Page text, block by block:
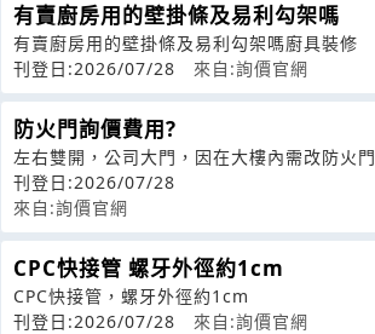
有賣廚房用的壁掛條及易利勾架嗎
有賣廚房用的壁掛條及易利勾架嗎廚具裝修
刊登日:2026/07/28
來自:詢價官網
防火門詢價費用?
左右雙開，公司大門，因在大樓內需改防火門
刊登日:2026/07/28
來自:詢價官網
CPC快接管 螺牙外徑約1cm
CPC快接管，螺牙外徑約1cm
刊登日:2026/07/28
來自:詢價官網